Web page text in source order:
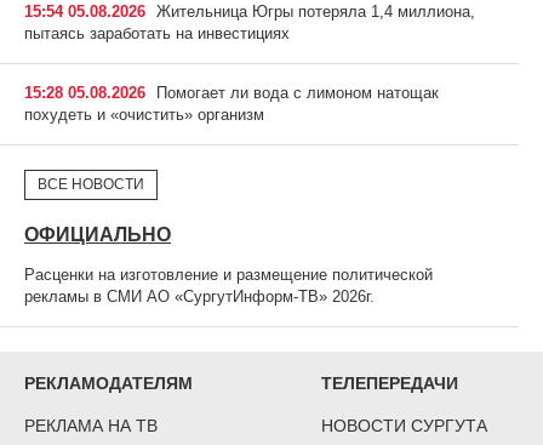
15:54 05.08.2026 Жительница Югры потеряла 1,4 миллиона,
пытаясь заработать на инвестициях
15:28 05.08.2026
Помогает ли вода с лимоном натощак
похудеть и «очистить» организм
ВСЕ НОВОСТИ
ОФИЦИАЛЬНО
Расценки на изготовление и размещение политической
рекламы в СМИ АО «СургутИнформ-ТВ» 2026г.
РЕКЛАМОДАТЕЛЯМ
РЕКЛАМА НА ТВ
ТЕЛЕПЕРЕДАЧИ
НОВОСТИ СУРГУТА